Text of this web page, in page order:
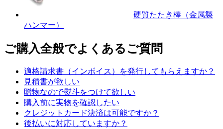
硬質たたき棒（金属製
ハンマー）
ご購入全般でよくあるご質問
適格請求書（インボイス）を発行してもらえますか？
見積書が欲しい
贈物なので熨斗をつけて欲しい
購入前に実物を確認したい
クレジットカード決済は可能ですか？
後払いに対応していますか？